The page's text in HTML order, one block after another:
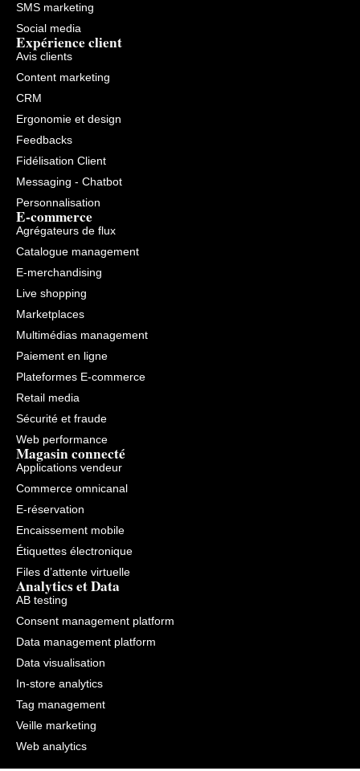
SMS marketing
Social media
Expérience client
Avis clients
Content marketing
CRM
Ergonomie et design
Feedbacks
Fidélisation Client
Messaging - Chatbot
Personnalisation
E-commerce
Agrégateurs de flux
Catalogue management
E-merchandising
Live shopping
Marketplaces
Multimédias management
Paiement en ligne
Plateformes E-commerce
Retail media
Sécurité et fraude
Web performance
Magasin connecté
Applications vendeur
Commerce omnicanal
E-réservation
Encaissement mobile
Étiquettes électronique
Files d’attente virtuelle
Analytics et Data
AB testing
Consent management platform
Data management platform
Data visualisation
In-store analytics
Tag management
Veille marketing
Web analytics